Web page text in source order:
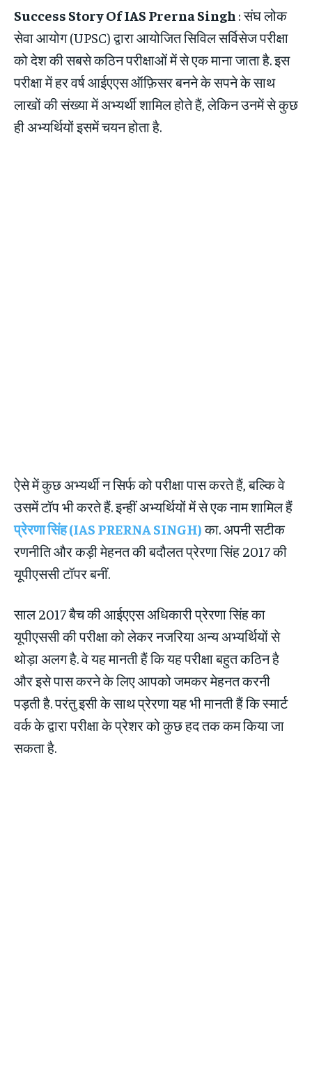
Success Story Of IAS Prerna Singh : संघ लोक
सेवा आयोग (UPSC) द्वारा आयोजित सिविल सर्विसेज परीक्षा
को देश की सबसे कठिन परीक्षाओं में से एक माना जाता है. इस
परीक्षा में हर वर्ष आईएएस ऑफ़िसर बनने के सपने के साथ
लाखों की संख्या में अभ्यर्थी शामिल होते हैं, लेकिन उनमें से कुछ
ही अभ्यर्थियों इसमें चयन होता है.
ऐसे में कुछ अभ्यर्थी न सिर्फ को परीक्षा पास करते हैं, बल्कि वे
उसमें टॉप भी करते हैं. इन्हीं अभ्यर्थियों में से एक नाम शामिल हैं
प्रेरणा सिंह (IAS PRERNA SINGH)का. अपनी सटीक
रणनीति और कड़ी मेहनत की बदौलत प्रेरणा सिंह 2017 की
यूपीएससी टॉपर बनीं.
साल 2017 बैच की आईएएस अधिकारी प्रेरणा सिंह का
यूपीएससी की परीक्षा को लेकर नजरिया अन्य अभ्यर्थियों से
थोड़ा अलग है. वे यह मानती हैं कि यह परीक्षा बहुत कठिन है
और इसे पास करने के लिए आपको जमकर मेहनत करनी
पड़ती है. परंतु इसी के साथ प्रेरणा यह भी मानती हैं कि स्मार्ट
वर्क के द्वारा परीक्षा के प्रेशर को कुछ हद तक कम किया जा
सकता है.